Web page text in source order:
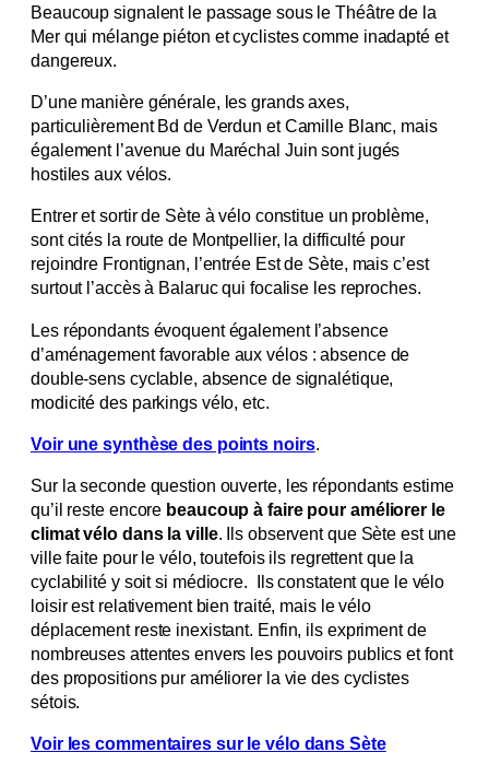
Beaucoup signalent le passage sous le Théâtre de la
Mer qui mélange piéton et cyclistes comme inadapté et
dangereux.
D’une manière générale, les grands axes,
particulièrement Bd de Verdun et Camille Blanc, mais
également l’avenue du Maréchal Juin sont jugés
hostiles aux vélos.
Entrer et sortir de Sète à vélo constitue un problème,
sont cités la route de Montpellier, la difficulté pour
rejoindre Frontignan, l’entrée Est de Sète, mais c’est
surtout l’accès à Balaruc qui focalise les reproches.
Les répondants évoquent également l’absence
d’aménagement favorable aux vélos : absence de
double-sens cyclable, absence de signalétique,
modicité des parkings vélo, etc.
Voir une synthèse des points noirs.
Sur la seconde question ouverte, les répondants estime
qu’il reste encore beaucoup à faire pour améliorer le
climat vélo dans la ville. Ils observent que Sète est une
ville faite pour le vélo, toutefois ils regrettent que la
cyclabilité y soit si médiocre. Ils constatent que le vélo
loisir est relativement bien traité, mais le vélo
déplacement reste inexistant. Enfin, ils expriment de
nombreuses attentes envers les pouvoirs publics et font
des propositions pur améliorer la vie des cyclistes
sétois.
Voir les commentaires sur le vélo dans Sète